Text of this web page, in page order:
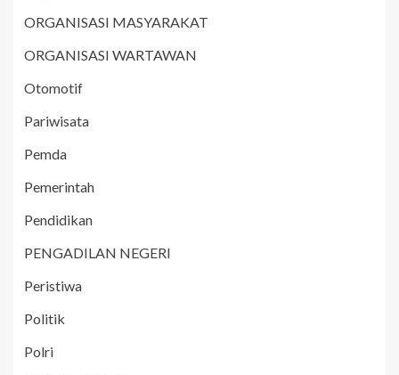
ORGANISASI MASYARAKAT
ORGANISASI WARTAWAN
Otomotif
Pariwisata
Pemda
Pemerintah
Pendidikan
PENGADILAN NEGERI
Peristiwa
Politik
Polri